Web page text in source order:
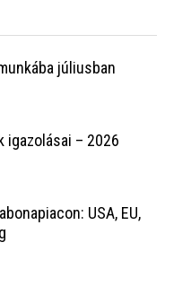
júliusban
igazolásai – 2026
USA, EU,